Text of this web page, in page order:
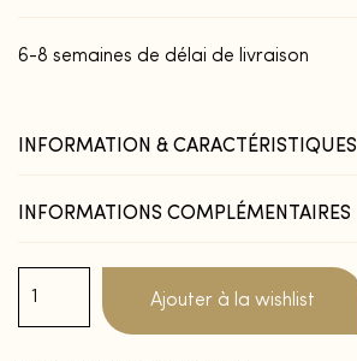
6-8 semaines de délai de livraison
INFORMATION & CARACTÉRISTIQUES
INFORMATIONS COMPLÉMENTAIRES
Ajouter à la wishlist